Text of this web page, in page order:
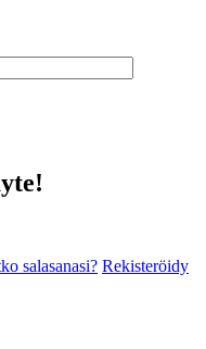
salasanasi? Rekisteröidy